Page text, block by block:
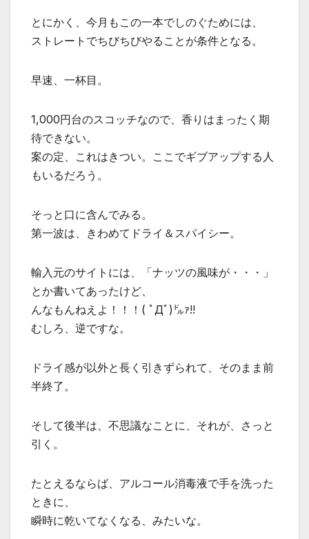
とにかく、今月もこの一本でしのぐためには、
ストレートでちびちびやることが条件となる。
早速、一杯目。
1,000円台のスコッチなので、香りはまったく期
待できない。
案の定、これはきつい。ここでギブアップする人
もいるだろう。
そっと口に含んでみる。
第一波は、きわめてドライ＆スパイシー。
輸入元のサイトには、「ナッツの風味が・・・」
とか書いてあったけど、
んなもんねえよ！！！( ﾟДﾟ)㌦ｧ!!
むしろ、逆ですな。
ドライ感が以外と長く引きずられて、そのまま前
半終了。
そして後半は、不思議なことに、それが、さっと
引く。
たとえるならば、アルコール消毒液で手を洗った
ときに、
瞬時に乾いてなくなる、みたいな。